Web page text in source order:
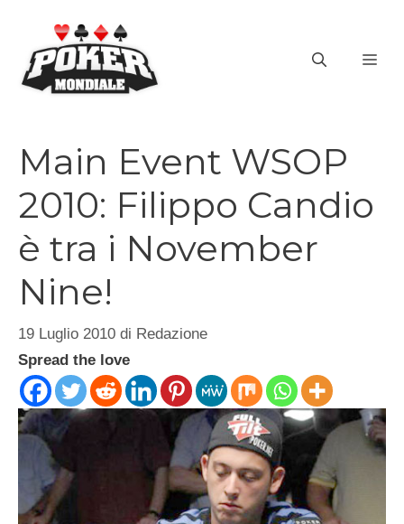
contenuto
Main Event WSOP
2010: Filippo Candio
è tra i November
Nine!
19 Luglio 2010 di Redazione
Spread the love